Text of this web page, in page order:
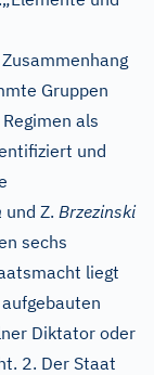
Gruppen
als
und
und Z. Brzezinski
sechs
liegt
Diktator oder
2. Der Staat